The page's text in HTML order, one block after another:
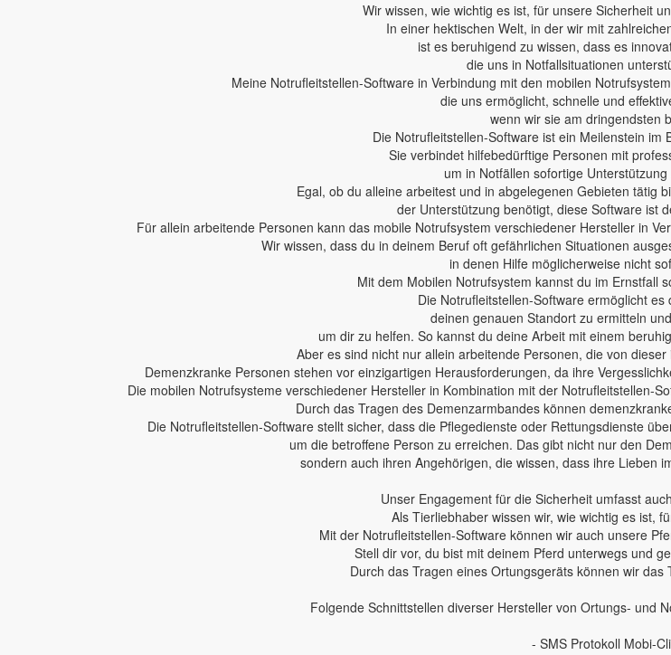
Wir wissen, wie wichtig es ist, für unsere Sicherheit
In einer hektischen Welt, in der wir mit
ist es beruhigend zu wissen, dass es
die uns in Notfallsituationen
Meine Notrufleitstellen-Software in Verbindung mit den mobilen
die uns ermöglicht, schnelle und
wenn wir sie am dringendsten
Die Notrufleitstellen-Software ist ein Meilenstein im
Sie verbindet hilfebedürftige Personen mit
um in Notfällen sofortige
Egal, ob du alleine arbeitest und in abgelegenen Gebieten tätig
der Unterstützung benötigt, diese Software ist
Für allein arbeitende Personen kann das mobile Notrufsystem verschiedener Hersteller in
Wir wissen, dass du in deinem Beruf oft gefährlichen Situationen
in denen Hilfe möglicherweise nicht
Mit dem Mobilen Notrufsystem kannst du im Ernstfall
Die Notrufleitstellen-Software ermöglicht es
deinen genauen Standort zu ermitteln
um dir zu helfen. So kannst du deine Arbeit mit einem
Aber es sind nicht nur allein arbeitende Personen, die von
Demenzkranke Personen stehen vor einzigartigen Herausforderungen, da ihre
Die mobilen Notrufsysteme verschiedener Hersteller in Kombination mit der Notrufleitstellen-
Durch das Tragen des Demenzarmbandes können
Die Notrufleitstellen-Software stellt sicher, dass die Pflegedienste oder Rettungsdienste
um die betroffene Person zu erreichen. Das gibt nicht nur den
sondern auch ihren Angehörigen, die wissen, dass ihre Lieben
Unser Engagement für die Sicherheit umfasst
Als Tierliebhaber wissen wir, wie wichtig es ist,
Mit der Notrufleitstellen-Software können wir auch unsere
Stell dir vor, du bist mit deinem Pferd unterwegs und
Durch das Tragen eines Ortungsgeräts können wir
Folgende Schnittstellen diverser Hersteller von Ortungs- und
- SMS Protokoll Mobi-